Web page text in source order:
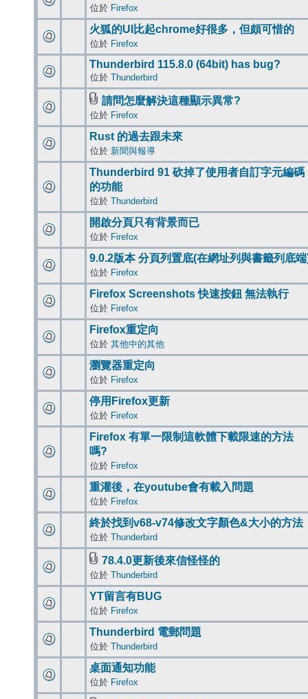
位於 Firefox
火狐的UI比起chrome好很多，但頗可惜的
位於 Firefox
Thunderbird 115.8.0 (64bit) has bug?
位於 Thunderbird
請問怎麼解決這種顯示異常?
位於 Firefox
Rust 的過去跟未來
位於 新聞與報導
Thunderbird 91 砍掉了使用者自訂字元編碼
的功能
位於 Thunderbird
開啟分頁只有背景而已
位於 Firefox
9.0.2版本 分頁列置底(在網址列與書籤列底
位於 Firefox
Firefox Screenshots 快速按鈕 無法執行
位於 Firefox
Firefox重定向
位於 其他中的其他
瀏覽器重定向
位於 Firefox
停用Firefox更新
位於 Firefox
Firefox 有單一限制這軟體下載限速的方法
嗎?
位於 Firefox
重灌後，在youtube會有載入問題
位於 Firefox
終於找到v68-v74修改文字顏色&大小的方法
位於 Thunderbird
78.4.0更新後來信怪怪的
位於 Thunderbird
YT留言有BUG
位於 Firefox
Thunderbird 電郵問題
位於 Thunderbird
桌面通知功能
位於 Firefox